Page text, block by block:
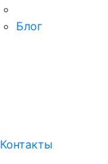
Блог
Контакты